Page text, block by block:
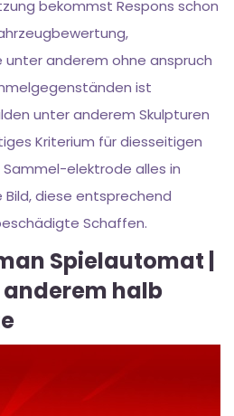
bekommst Respons schon
anderem ohne anspruch
ist
unter anderem Skulpturen
Kriterium für diesseitigen
Sammel-elektrode alles in
diese entsprechend
Schaffen.
Spielautomat |
halb